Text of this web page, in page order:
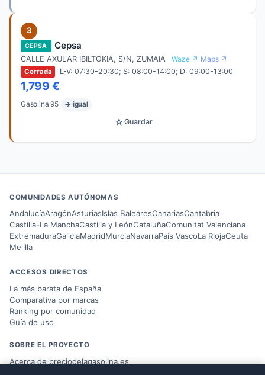
3
CEPSA Cepsa
CALLE AXULAR IBILTOKIA, S/N, ZUMAIA Waze ↗ Maps ↗
Cerrada L-V: 07:30-20:30; S: 08:00-14:00; D: 09:00-13:00
1,799 €
Gasolina 95 → igual
☆Guardar
COMUNIDADES AUTÓNOMAS
AndalucíaAragónAsturiasIslas BalearesCanariasCantabria
Castilla-La ManchaCastilla y LeónCataluñaComunitat Valenciana
ExtremaduraGaliciaMadridMurciaNavarraPaís VascoLa RiojaCeuta
Melilla
ACCESOS DIRECTOS
La más barata de España
Comparativa por marcas
Ranking por comunidad
Guía de uso
SOBRE EL PROYECTO
Acerca de preciodelagasolina.es